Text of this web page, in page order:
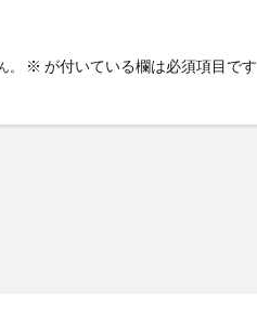
※ が付いている欄は必須項目です